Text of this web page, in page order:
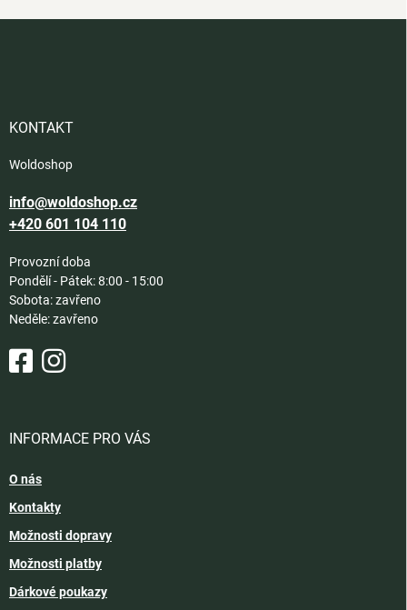
KONTAKT
Woldoshop
info@woldoshop.cz
+420 601 104 110
Provozní doba
Pondělí - Pátek: 8:00 - 15:00
Sobota: zavřeno
Neděle: zavřeno
INFORMACE PRO VÁS
O nás
Kontakty
Možnosti dopravy
Možnosti platby
Dárkové poukazy